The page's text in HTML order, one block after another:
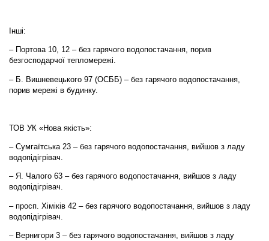
Інші:
– Портова 10, 12 – без гарячого водопостачання, порив
безгосподарчої тепломережі.
– Б. Вишневецького 97 (ОСББ) – без гарячого водопостачання,
порив мережі в будинку.
ТОВ УК «Нова якість»:
– Сумгаїтська 23 – без гарячого водопостачання, вийшов з ладу
водопідігрівач.
– Я. Чалого 63 – без гарячого водопостачання, вийшов з ладу
водопідігрівач.
– просп. Хіміків 42 – без гарячого водопостачання, вийшов з ладу
водопідігрівач.
– Вернигори 3 – без гарячого водопостачання, вийшов з ладу